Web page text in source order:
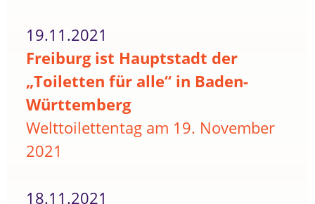
19.11.2021
Freiburg ist Hauptstadt der
„Toiletten für alle“ in Baden-
Württemberg
Welttoilettentag am 19. November
2021
18.11.2021